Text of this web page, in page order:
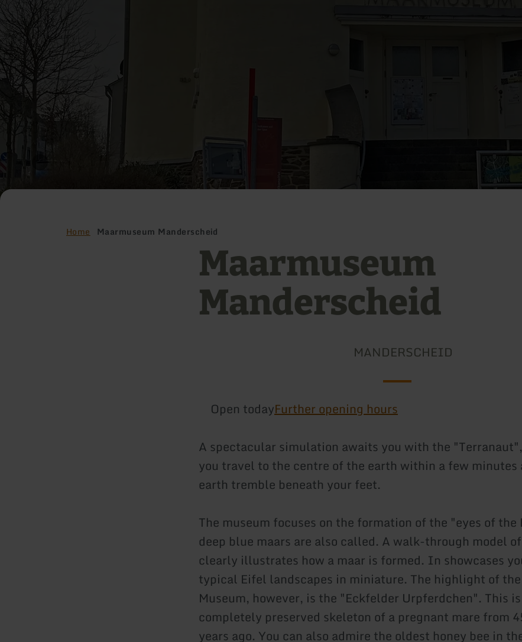
Home Maarmuseum Manderscheid
Maarmuseum
Manderscheid
MANDERSCHEID
Open todayFurther opening hours
A spectacular simulation awaits you with the
you travel to the centre of the earth within a few minutes
earth tremble beneath your feet.
The museum focuses on the formation of the "eyes of
deep blue maars are also called. A walk-through model
clearly illustrates how a maar is formed. In showcases
typical Eifel landscapes in miniature. The highlight of
Museum, however, is the "Eckfelder Urpferdchen". This
completely preserved skeleton of a pregnant mare from
years ago. You can also admire the oldest honey bee in